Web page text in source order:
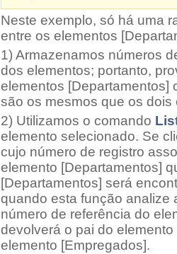
Neste exemplo, só há uma
entre os elementos
1) Armazenamos números
dos elementos; portanto,
elementos [Departamentos]
são os mesmos que os
2) Utilizamos o comando
elemento selecionado. Se
cujo número de registro
elemento [Departamentos]
[Departamentos] será
quando esta função analize
número de referência do
devolverá o pai do
elemento [Empregados].